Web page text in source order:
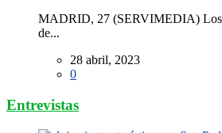
MADRID, 27 (SERVIMEDIA) Los
de...
28 abril, 2023
0
Entrevistas